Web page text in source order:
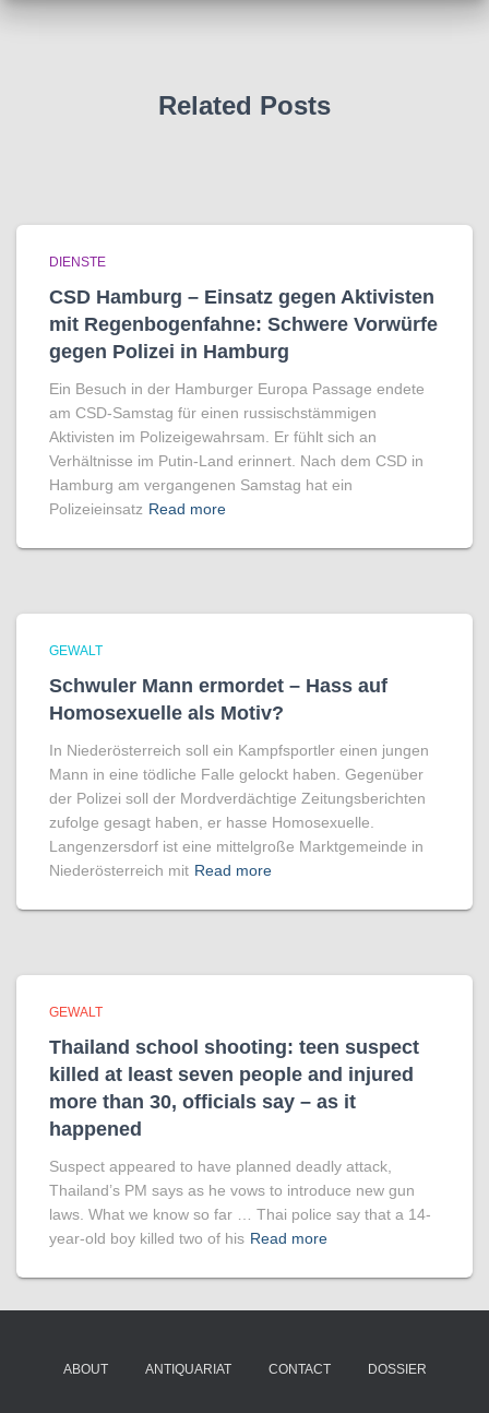
Related Posts
DIENSTE
CSD Hamburg – Einsatz gegen Aktivisten
mit Regenbogen­fahne: Schwere Vorwürfe
gegen Polizei in Hamburg
Ein Besuch in der Hamburger Europa Passage endete
am CSD-Samstag für einen russischstämmigen
Aktivisten im Polizeigewahrsam. Er fühlt sich an
Verhältnisse im Putin-Land erinnert. Nach dem CSD in
Hamburg am vergangenen Samstag hat ein
Polizeieinsatz Read more
GEWALT
Schwuler Mann ermordet – Hass auf
Homo­sexuelle als Motiv?
In Niederösterreich soll ein Kampfsportler einen jungen
Mann in eine tödliche Falle gelockt haben. Gegenüber
der Polizei soll der Mordverdächtige Zeitungsberichten
zufolge gesagt haben, er hasse Homosexuelle.
Langenzersdorf ist eine mittelgroße Marktgemeinde in
Niederösterreich mit Read more
GEWALT
Thailand school shooting: teen suspect
killed at least seven people and injured
more than 30, officials say – as it
happened
Suspect appeared to have planned deadly attack,
Thailand’s PM says as he vows to introduce new gun
laws. What we know so far … Thai police say that a 14-
year-old boy killed two of his Read more
ABOUT ANTIQUARIAT CONTACT DOSSIER